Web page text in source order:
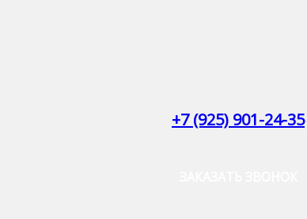
+7 (925) 901-24-35